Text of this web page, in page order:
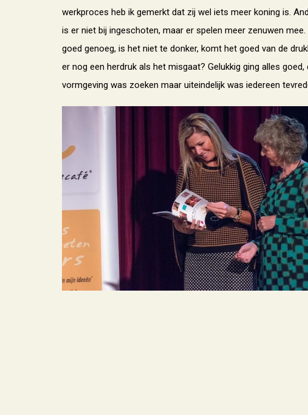
werkproces heb ik gemerkt dat zij wel iets meer koning is.
is er niet bij ingeschoten, maar er spelen meer zenuwen
goed genoeg, is het niet te donker, komt het goed van de
er nog een herdruk als het misgaat? Gelukkig ging alles goed,
vormgeving was zoeken maar uiteindelijk was iedereen